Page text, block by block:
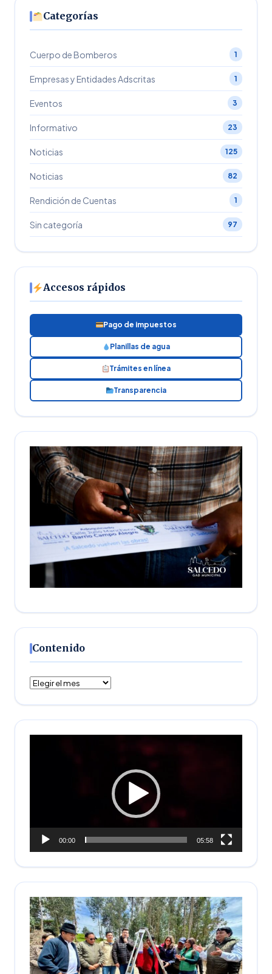
Categorías
Cuerpo de Bomberos 1
Empresas y Entidades Adscritas 1
Eventos 3
Informativo 23
Noticias 125
Noticias 82
Rendición de Cuentas 1
Sin categoría 97
Accesos rápidos
Pago de impuestos
Planillas de agua
Trámites en línea
Transparencia
Contenido
Contenido
00:00 05:58